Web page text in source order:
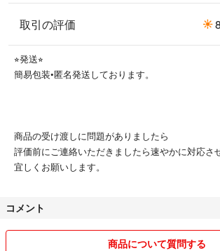
取引の評価
⭐︎発送⭐︎
簡易包装•匿名発送しております。
商品の受け渡しに問題がありましたら
評価前にご連絡いただきましたら速やかに対応さ
宜しくお願いします。
コメント
商品について質問する